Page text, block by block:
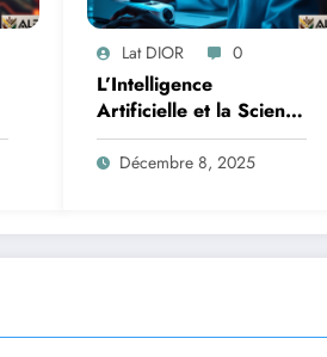
Lat DIOR 0
L’Intelligence
Artificielle et la Science
des Données : Un
Nouveau Front contre
Décembre 8, 2025